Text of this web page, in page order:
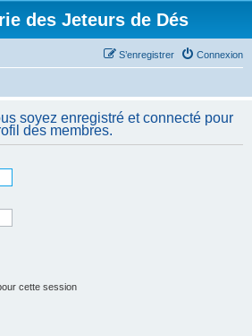
des Jeteurs de Dés
Connexion
S’enregistrer
soyez enregistré et connecté pour
des membres.
cette session